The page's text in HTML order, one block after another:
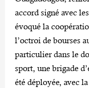
accord signé avec
évoqué la
l’octroi de bourses
particulier dans le
sport, une brigade
été déployée, avec